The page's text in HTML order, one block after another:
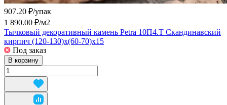
907.20 ₽/упак
1 890.00 ₽/м2
Тычковый декоративный камень Petra 10П4.Т Скандинавский
кирпич (120-130)х(60-70)х15
Под заказ
В корзину